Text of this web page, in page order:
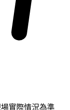
實際情況為準